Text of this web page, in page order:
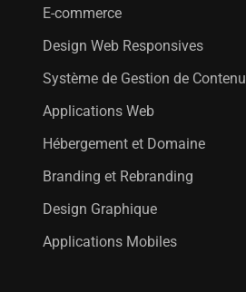
E-commerce
Design Web Responsives
Système de Gestion de Contenu
Applications Web
Hébergement et Domaine
Branding et Rebranding
Design Graphique
Applications Mobiles